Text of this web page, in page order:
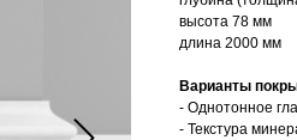
высота 78 мм
длина 2000 мм
Варианты
- Однотонное
- Текстура